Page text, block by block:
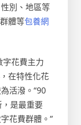
別、地區等
體等包養網
字花費主力
在特性化花
活潑。“90
是最重要
花費群體。”